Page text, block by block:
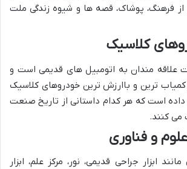
فرهنگ، پوشاک، قصه ها و شیوه زندگی ملت
کلاسیک
علاقه مندان به اتومبیل های قدیمی است و
ترین و باارزش ترین خودروهای کلاسیک
داده است که هر کدام داستانی از تاریخ صنعت
می کنند.
و فناوری
ابزار جراحی قدیمی، نور، مرکز علم، ابزار